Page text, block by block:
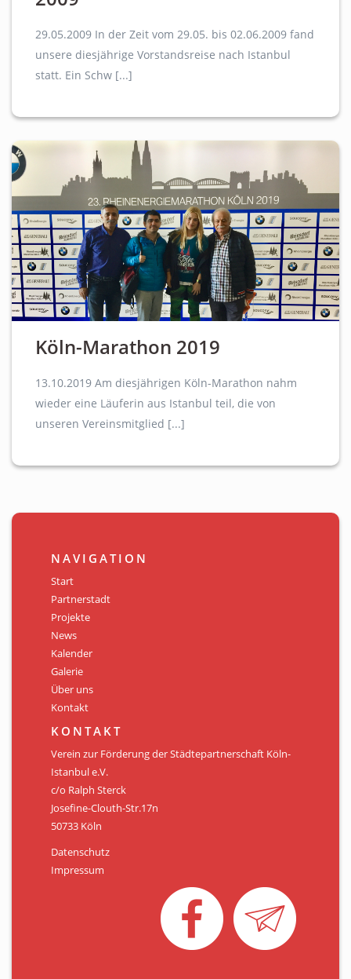
29.05.2009 In der Zeit vom 29.05. bis 02.06.2009 fand
unsere diesjährige Vorstandsreise nach Istanbul
statt. Ein Schw [...]
Köln-Marathon 2019
13.10.2019 Am diesjährigen Köln-Marathon nahm
wieder eine Läuferin aus Istanbul teil, die von
unseren Vereinsmitglied [...]
NAVIGATION
Start
Partnerstadt
Projekte
News
Kalender
Galerie
Über uns
Kontakt
KONTAKT
Verein zur Förderung der Städtepartnerschaft Köln-
Istanbul e.V.
c/o Ralph Sterck
Josefine-Clouth-Str.17n
50733 Köln
Datenschutz
Impressum